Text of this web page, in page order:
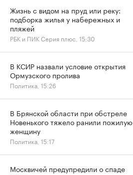
Жизнь с видом на пруд или реку:
подборка жилья у набережных и
пляжей
РБК и ПИК Серия плюс, 15:30
В КСИР назвали условие открытия
Ормузского пролива
Политика, 15:26
В Брянской области при обстреле
Новенького тяжело ранили пожилую
женщину
Политика, 15:17
Москвичей предупредили о спаде